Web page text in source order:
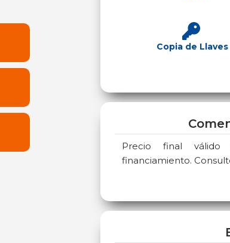
Copia de Llaves
Precio final válido
financiamiento.